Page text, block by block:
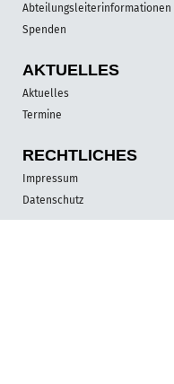
Abteilungsleiterinformationen
Spenden
AKTUELLES
Aktuelles
Termine
RECHTLICHES
Impressum
Datenschutz